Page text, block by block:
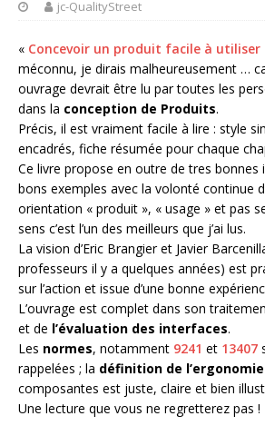
jc-QualityStreet
« Concevoir un produit facile à utiliser
méconnu, je dirais malheureusement …
ouvrage devrait être lu par toutes les
dans la conception de Produits.
Précis, il est vraiment facile à lire : style
encadrés, fiche résumée pour chaque
Ce livre propose en outre de tres bonnes
bons exemples avec la volonté continue
orientation « produit », « usage » et pas
sens c’est l’un des meilleurs que j’ai lus.
La vision d’Eric Brangier et Javier
professeurs il y a quelques années) est
sur l’action et issue d’une bonne
L’ouvrage est complet dans son
et de l’évaluation des interfaces.
Les normes, notamment 9241 et 13407
rappelées ; la définition de l’ergonomie
composantes est juste, claire et bien
Une lecture que vous ne regretterez pas !